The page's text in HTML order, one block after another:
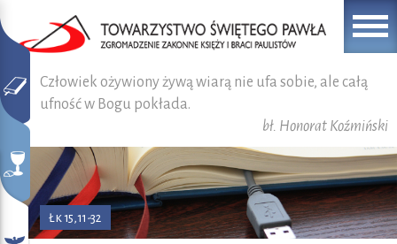
Człowiek ożywiony żywą wiarą nie ufa sobie, ale całą
ufność w Bogu pokłada.
bł. Honorat Koźmiński
Łk 15,11-32